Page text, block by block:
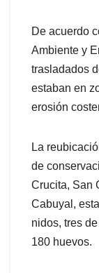
De acuerdo
Ambiente y
trasladados
estaban en
erosión
La
de
Crucita, San
Cabuyal,
nidos, tres
180 huevos.